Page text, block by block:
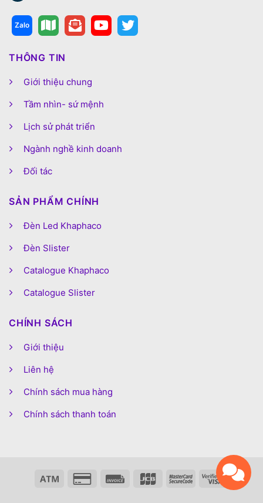
THÔNG TIN
Giới thiệu chung
Tầm nhìn- sứ mệnh
Lịch sử phát triển
Ngành nghề kinh doanh
Đối tác
SẢN PHẨM CHÍNH
Đèn Led Khaphaco
Đèn Slister
Catalogue Khaphaco
Catalogue Slister
CHÍNH SÁCH
Giới thiệu
Liên hệ
Chính sách mua hàng
Chính sách thanh toán